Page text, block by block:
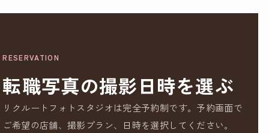
RESERVATION
転職写真の撮影日時を選ぶ
リクルートフォトスタジオは完全予約制です。予約画面で
ご希望の店舗、撮影プラン、日時を選択してください。